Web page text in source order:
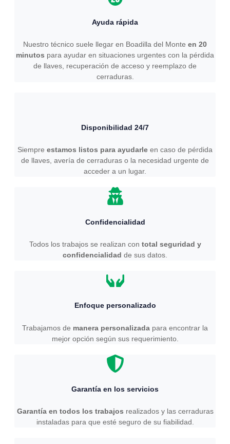
Ayuda rápida
Nuestro técnico suele llegar en Boadilla del Monte en 20
minutos para ayudar en situaciones urgentes con la pérdida
de llaves, recuperación de acceso y reemplazo de
cerraduras.
Disponibilidad 24/7
Siempre estamos listos para ayudarle en caso de pérdida
de llaves, avería de cerraduras o la necesidad urgente de
acceder a un lugar.
Confidencialidad
Todos los trabajos se realizan con total seguridad y
confidencialidad de sus datos.
Enfoque personalizado
Trabajamos de manera personalizada para encontrar la
mejor opción según sus requerimiento.
Garantía en los servicios
Garantía en todos los trabajos realizados y las cerraduras
instaladas para que esté seguro de su fiabilidad.